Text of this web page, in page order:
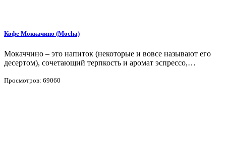
Кофе Моккачино (Mocha)
Мокаччино – это напиток (некоторые и вовсе называют его
десертом), сочетающий терпкость и аромат эспрессо,…
Просмотров: 69060